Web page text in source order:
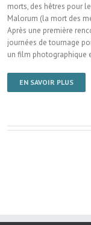
morts, des hêtres pour
Malorum (la mort des
Après une première
journées de tournage
un film photographique
EN SAVOIR PLUS